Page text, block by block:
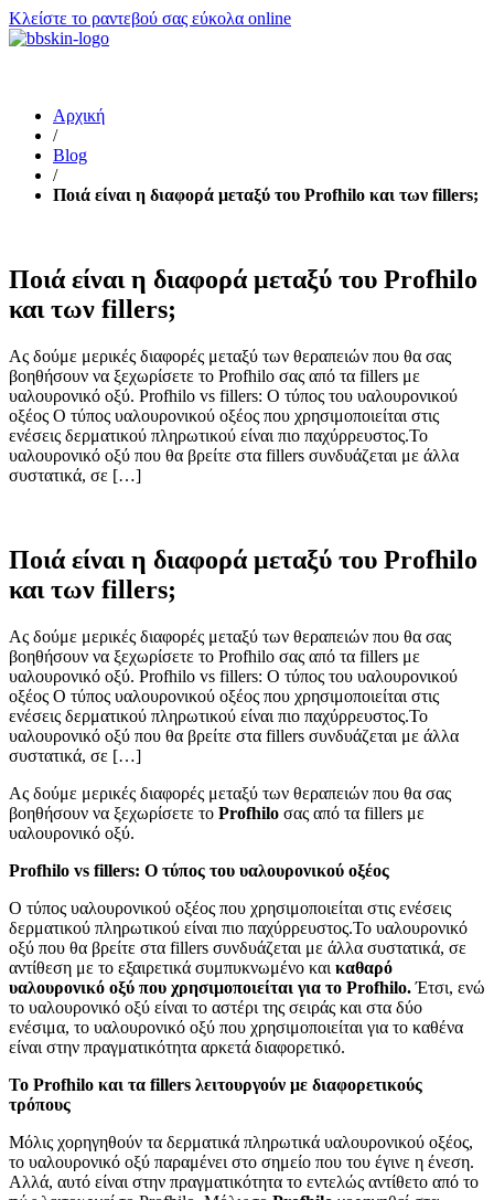
Κλείστε το ραντεβού σας εύκολα online
Αρχική
/
Blog
/
Ποιά είναι η διαφορά μεταξύ του Profhilo και των fillers;
Ποιά είναι η διαφορά μεταξύ του Profhilo
και των fillers;
Ας δούμε μερικές διαφορές μεταξύ των θεραπειών που θα σας
βοηθήσουν να ξεχωρίσετε το Profhilo σας από τα fillers με
υαλουρονικό οξύ. Profhilo vs fillers: Ο τύπος του υαλουρονικού
οξέος Ο τύπος υαλουρονικoύ οξέος που χρησιμοποιείται στις
ενέσεις δερματικού πληρωτικού είναι πιο παχύρρευστος.Το
υαλουρονικό οξύ που θα βρείτε στα fillers συνδυάζεται με άλλα
συστατικά, σε […]
Ποιά είναι η διαφορά μεταξύ του Profhilo
και των fillers;
Ας δούμε μερικές διαφορές μεταξύ των θεραπειών που θα σας
βοηθήσουν να ξεχωρίσετε το Profhilo σας από τα fillers με
υαλουρονικό οξύ. Profhilo vs fillers: Ο τύπος του υαλουρονικού
οξέος Ο τύπος υαλουρονικoύ οξέος που χρησιμοποιείται στις
ενέσεις δερματικού πληρωτικού είναι πιο παχύρρευστος.Το
υαλουρονικό οξύ που θα βρείτε στα fillers συνδυάζεται με άλλα
συστατικά, σε […]
Ας δούμε μερικές διαφορές μεταξύ των θεραπειών που θα σας
βοηθήσουν να ξεχωρίσετε το Profhilo σας από τα fillers με
υαλουρονικό οξύ.
Profhilo vs fillers: Ο τύπος του υαλουρονικού οξέος
Ο τύπος υαλουρονικoύ οξέος που χρησιμοποιείται στις ενέσεις
δερματικού πληρωτικού είναι πιο παχύρρευστος.Το υαλουρονικό
οξύ που θα βρείτε στα fillers συνδυάζεται με άλλα συστατικά, σε
αντίθεση με το εξαιρετικά συμπυκνωμένο και καθαρό
υαλουρονικό οξύ που χρησιμοποιείται για το Profhilo.Έτσι, ενώ
το υαλουρονικό οξύ είναι το αστέρι της σειράς και στα δύο
ενέσιμα, το υαλουρονικό οξύ που χρησιμοποιείται για το καθένα
είναι στην πραγματικότητα αρκετά διαφορετικό.
Το Profhilo και τα fillers λειτουργούν με διαφορετικούς
τρόπους
Μόλις χορηγηθούν τα δερματικά πληρωτικά υαλουρονικού οξέος,
το υαλουρονικό οξύ παραμένει στο σημείο που του έγινε η ένεση.
Αλλά, αυτό είναι στην πραγματικότητα το εντελώς αντίθετο από το